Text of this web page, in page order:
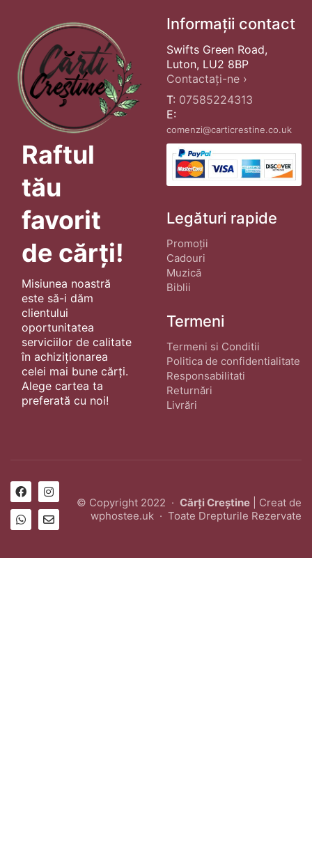
Raftul
tău
favorit
de cărți!
Misiunea noastră
este să-i dăm
clientului
oportunitatea
serviciilor de calitate
în achiziționarea
celei mai bune cărți.
Alege cartea ta
preferată cu noi!
Informații contact
Swifts Green Road,
Luton, LU2 8BP
Contactați-ne ›
T: 07585224313
E:
comenzi@carticrestine.co.uk
Legături rapide
Promoții
Cadouri
Muzică
Biblii
Termeni
Termeni si Conditii
Politica de confidentialitate
Responsabilitati
Returnări
Livrări
© Copyright 2022 · Cărți Creștine | Creat de
wphostee.uk · Toate Drepturile Rezervate